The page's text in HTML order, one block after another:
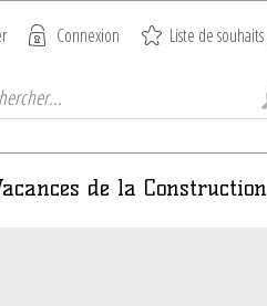
Connexion Liste de souhaits
de la Construction